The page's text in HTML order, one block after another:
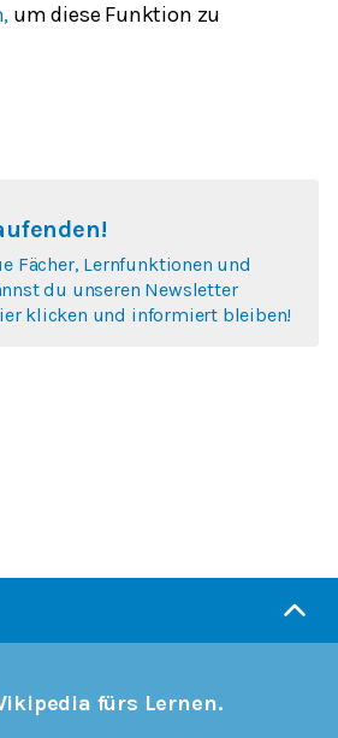
um diese Funktion zu
Fächer, Lernfunktionen und
du unseren Newsletter
klicken und informiert bleiben!
fürs Lernen.